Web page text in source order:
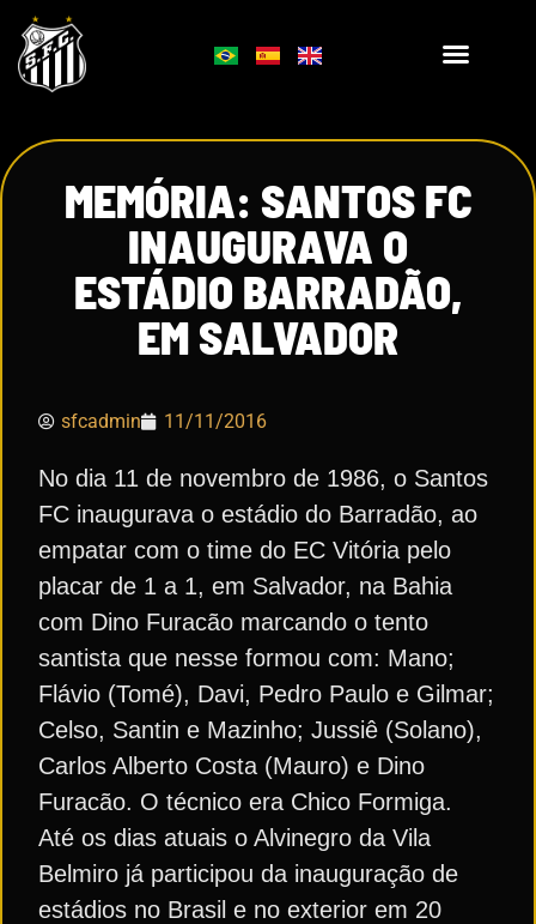
MEMÓRIA: SANTOS FC
INAUGURAVA O
ESTÁDIO BARRADÃO,
EM SALVADOR
sfcadmin 11/11/2016
No dia 11 de novembro de 1986, o Santos
FC inaugurava o estádio do Barradão, ao
empatar com o time do EC Vitória pelo
placar de 1 a 1, em Salvador, na Bahia
com Dino Furacão marcando o tento
santista que nesse formou com: Mano;
Flávio (Tomé), Davi, Pedro Paulo e Gilmar;
Celso, Santin e Mazinho; Jussiê (Solano),
Carlos Alberto Costa (Mauro) e Dino
Furacão. O técnico era Chico Formiga.
Até os dias atuais o Alvinegro da Vila
Belmiro já participou da inauguração de
estádios no Brasil e no exterior em 20